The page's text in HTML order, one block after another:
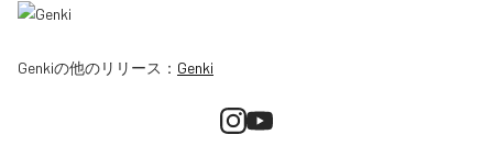
Genkiの他のリリース： Genki